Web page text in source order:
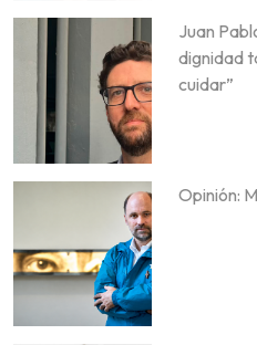
Juan
dignidad
cuidar”
Opinión: